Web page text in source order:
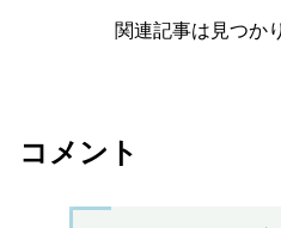
関連記事は見つか
コメント